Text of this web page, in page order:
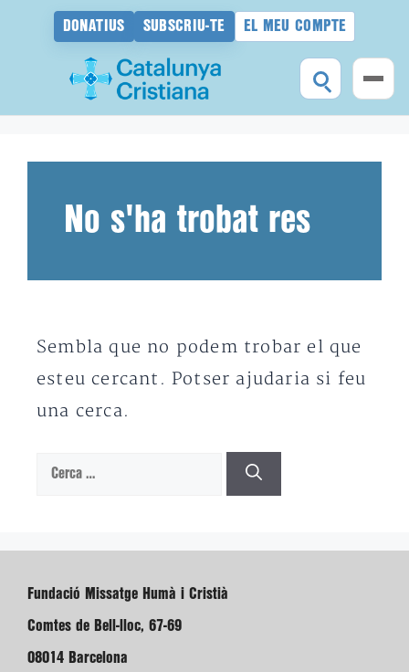
DONATIUS SUBSCRIU-TE EL MEU COMPTE
No s'ha trobat res
Sembla que no podem trobar el que
esteu cercant. Potser ajudaria si feu
una cerca.
Cerca:
Fundació Missatge Humà i Cristià
Comtes de Bell-lloc, 67-69
08014 Barcelona